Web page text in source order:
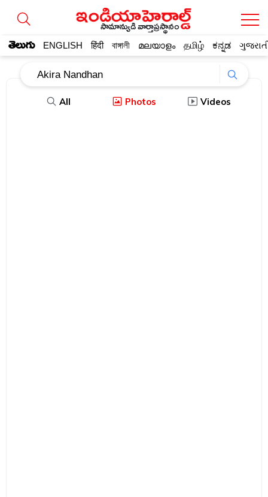
సామాన్యుడి వార్తాప్రస్థానం
తెలుగు ENGLISH हिंदी বাঙ্গালী മലയാളം தமிழ் ಕನ್ನಡ
All Photos Videos